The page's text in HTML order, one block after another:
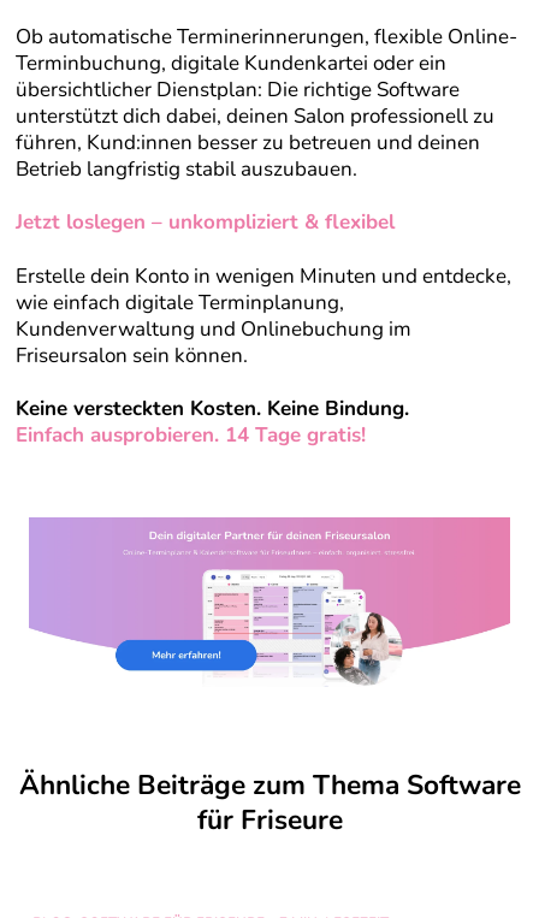
Ob automatische Terminerinnerungen, flexible Online-
Terminbuchung, digitale Kundenkartei oder ein
übersichtlicher Dienstplan: Die richtige Software
unterstützt dich dabei, deinen Salon professionell zu
führen, Kund:innen besser zu betreuen und deinen
Betrieb langfristig stabil auszubauen.
Jetzt loslegen – unkompliziert & flexibel
Erstelle dein Konto in wenigen Minuten und entdecke,
wie einfach digitale Terminplanung,
Kundenverwaltung und Onlinebuchung im
Friseursalon sein können.
Keine versteckten Kosten. Keine Bindung.
Einfach ausprobieren. 14 Tage gratis!
Ähnliche Beiträge zum Thema Software
für Friseure